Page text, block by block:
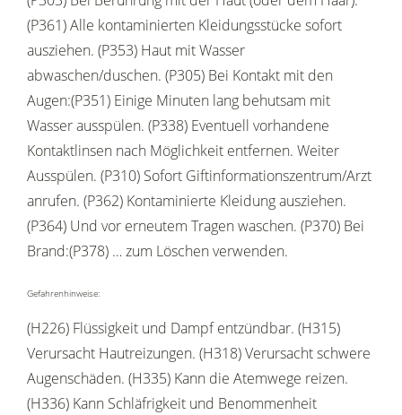
(P361) Alle kontaminierten Kleidungsstücke sofort
ausziehen. (P353) Haut mit Wasser
abwaschen/duschen. (P305) Bei Kontakt mit den
Augen:(P351) Einige Minuten lang behutsam mit
Wasser ausspülen. (P338) Eventuell vorhandene
Kontaktlinsen nach Möglichkeit entfernen. Weiter
Ausspülen. (P310) Sofort Giftinformationszentrum/Arzt
anrufen. (P362) Kontaminierte Kleidung ausziehen.
(P364) Und vor erneutem Tragen waschen. (P370) Bei
Brand:(P378) … zum Löschen verwenden.
Gefahrenhinweise:
(H226) Flüssigkeit und Dampf entzündbar. (H315)
Verursacht Hautreizungen. (H318) Verursacht schwere
Augenschäden. (H335) Kann die Atemwege reizen.
(H336) Kann Schläfrigkeit und Benommenheit